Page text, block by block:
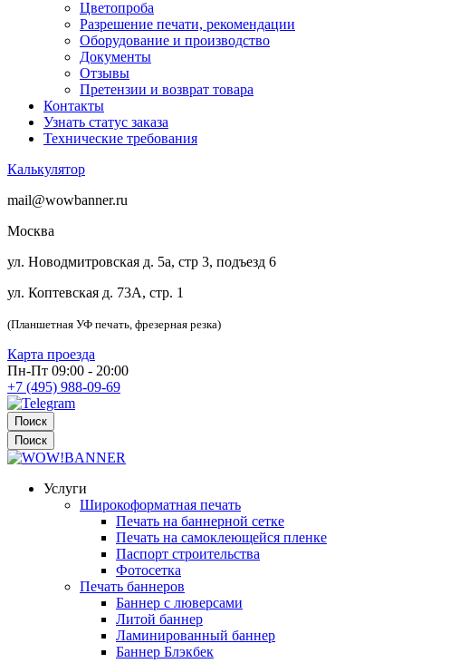
Цветопроба
Разрешение печати, рекомендации
Оборудование и производство
Документы
Отзывы
Претензии и возврат товара
Контакты
Узнать статус заказа
Технические требования
Калькулятор
mail@wowbanner.ru
Москва
ул. Новодмитровская д. 5а, стр 3, подъезд 6
ул. Коптевская д. 73А, стр. 1
(Планшетная УФ печать, фрезерная резка)
Карта проезда
Пн-Пт 09:00 - 20:00
+7 (495) 988-09-69
Поиск
Поиск
Услуги
Широкоформатная печать
Печать на баннерной сетке
Печать на самоклеющейся пленке
Паспорт строительства
Фотосетка
Печать баннеров
Баннер с люверсами
Литой баннер
Ламинированный баннер
Баннер Блэкбек